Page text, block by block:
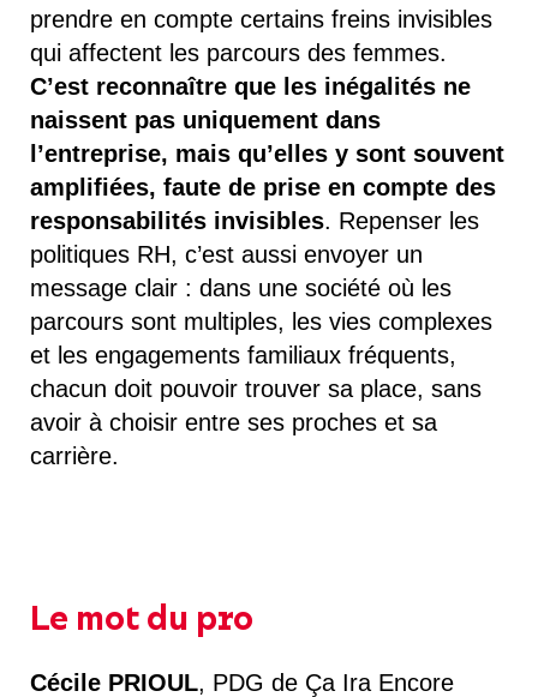
prendre en compte certains freins invisibles
qui affectent les parcours des femmes.
C’est reconnaître que les inégalités ne
naissent pas uniquement dans
l’entreprise, mais qu’elles y sont souvent
amplifiées, faute de prise en compte des
responsabilités invisibles. Repenser les
politiques RH, c’est aussi envoyer un
message clair : dans une société où les
parcours sont multiples, les vies complexes
et les engagements familiaux fréquents,
chacun doit pouvoir trouver sa place, sans
avoir à choisir entre ses proches et sa
carrière.
Le mot du pro
Cécile PRIOUL, PDG de Ça Ira Encore